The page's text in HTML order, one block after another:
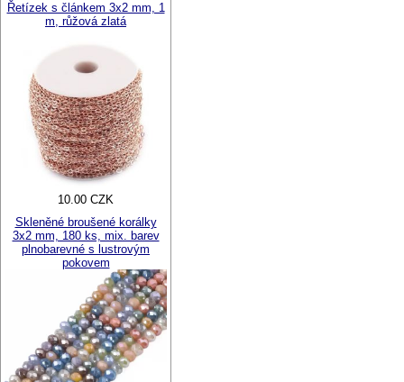
Řetízek s článkem 3x2 mm, 1
m, růžová zlatá
10.00 CZK
Skleněné broušené korálky
3x2 mm, 180 ks, mix. barev
plnobarevné s lustrovým
pokovem